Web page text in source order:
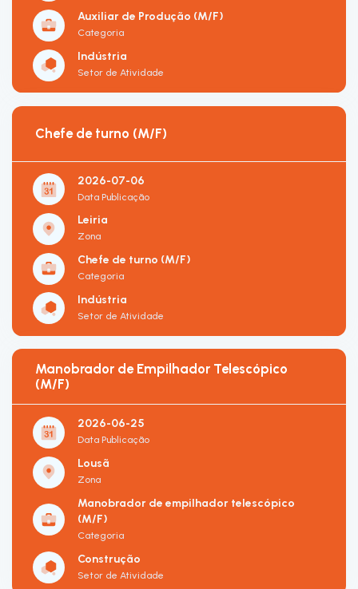
Auxiliar de Produção (M/F)
Categoria
Indústria
Setor de Atividade
Chefe de turno (M/F)
2026-07-06
Data Publicação
Leiria
Zona
Chefe de turno (M/F)
Categoria
Indústria
Setor de Atividade
Manobrador de Empilhador Telescópico
(M/F)
2026-06-25
Data Publicação
Lousã
Zona
Manobrador de empilhador telescópico
(M/F)
Categoria
Construção
Setor de Atividade